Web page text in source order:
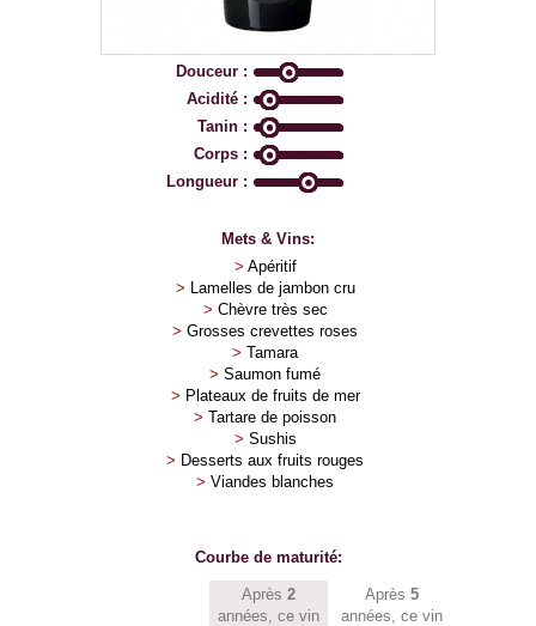
Douceur :
Acidité :
Tanin :
Corps :
Longueur :
Mets & Vins:
> Apéritif
>
Lamelles de jambon cru
> Chèvre très sec
> Grosses crevettes roses
> Tamara
> Saumon fumé
> Plateaux de fruits de mer
> Tartare de poisson
> Sushis
> Desserts aux fruits rouges
> Viandes blanches
Courbe de maturité:
Après 2
années, ce vin
Après 5
années, ce vin